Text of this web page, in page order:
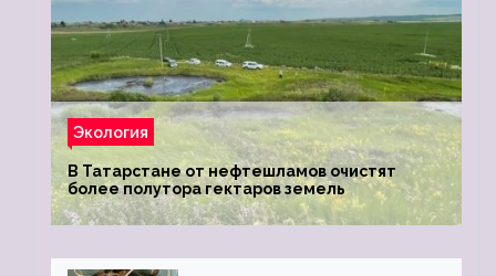
Экология
В Татарстане от нефтешламов очистят
более полутора гектаров земель